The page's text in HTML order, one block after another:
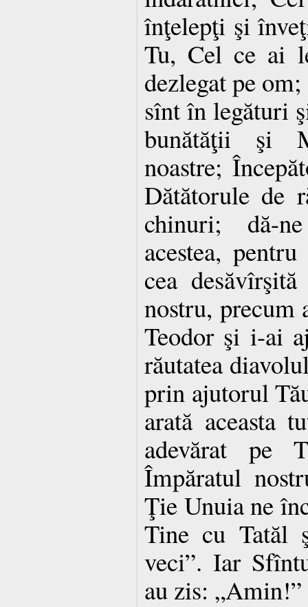
înţelepţi şi
Tu, Cel ce ai
dezlegat pe
sînt în legături
bunătăţii şi
noastre;
Dătătorule de
chinuri; dă-
acestea,
cea
nostru,
Teodor şi i-ai
răutatea
prin ajutorul
arată aceasta
adevărat pe
Împăratul
Ţie Unuia ne
Tine cu Tatăl
veci”. Iar
au zis: „Amin!”